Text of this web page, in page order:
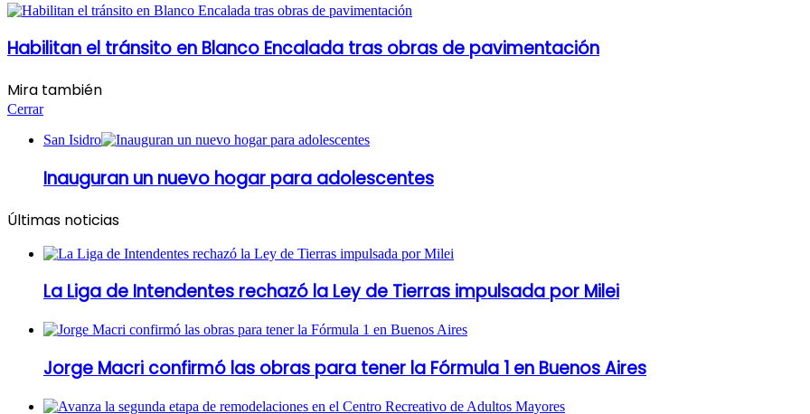
Habilitan el tránsito en Blanco Encalada tras obras de pavimentación
Mira también
Cerrar
San Isidro
Inauguran un nuevo hogar para adolescentes
Últimas noticias
La Liga de Intendentes rechazó la Ley de Tierras impulsada por Milei
Jorge Macri confirmó las obras para tener la Fórmula 1 en Buenos Aires